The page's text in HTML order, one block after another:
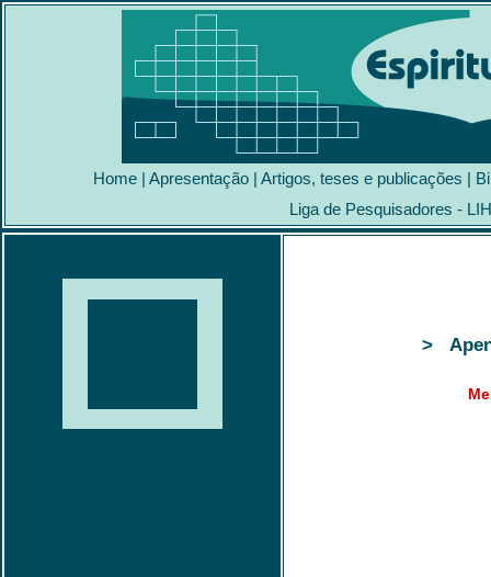
Home | Apresentação | Artigos, teses e publicações |
Liga de Pesquisadores -
>